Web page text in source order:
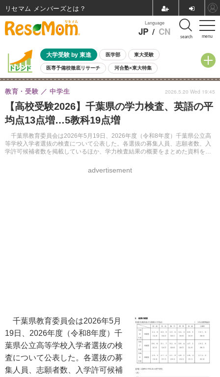
menu
Language
JP / CN search
大学受験 by 東進 医学部 東大受験
医専予備校徹底リサーチ 河合塾×東大特集
親子で考える大学選び 高校受験 中学受験 小学校受験
共通テスト 夏休み
8月開催イベント・WS 全国公立高校 過去問 人気記事
自由研究教材（小学生向け） 自由研究教材（中学生向け）
【高校受験2026】千葉県の学力検査、英語の平
均点13点増…5教科19点増
千葉県教育委員会は2026年5月19日、2026年度（令和8年度）千葉県公立高
等学校入学者選抜の検査について公表した。各選抜の募集人員、志願者数、入
学許可候補者数を掲載しているほか、学力検査結果の概要をまとめた資料を公
教育・受験 中学生
advertisement
2026.5.20 Wed 19:45
千葉県教育委員会は2026年5月
19日、2026年度（令和8年度）千
葉県公立高等学校入学者選抜の検
査について公表した。各選抜の募
集人員、志願者数、入学許可候補
リセマム メンバーズ